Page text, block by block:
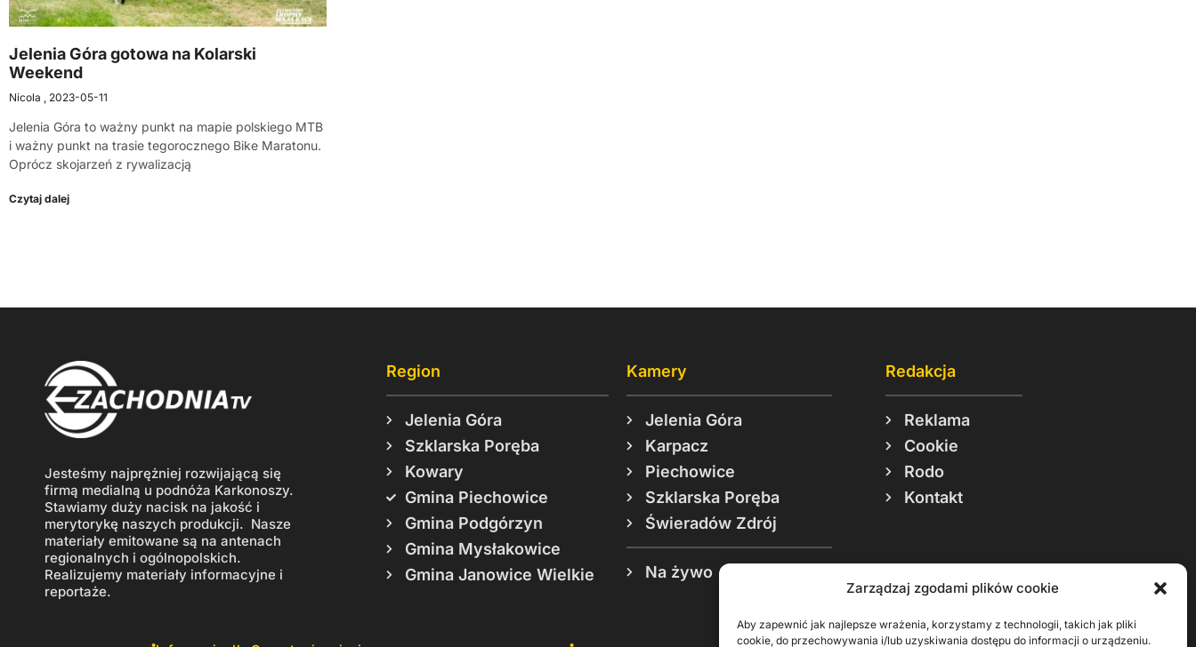
Zarządzaj zgodami plików cookie
Aby zapewnić jak najlepsze wrażenia, korzystamy z technologii, takich jak pliki
cookie, do przechowywania i/lub uzyskiwania dostępu do informacji o urządzeniu.
Jelenia Góra gotowa na Kolarski
Weekend
Nicola 2023-05-11
Jelenia Góra to ważny punkt na mapie polskiego MTB
i ważny punkt na trasie tegorocznego Bike Maratonu.
Oprócz skojarzeń z rywalizacją
Czytaj dalej
Jesteśmy najprężniej rozwijającą się
firmą medialną u podnóża Karkonoszy.
Stawiamy duży nacisk na jakość i
merytorykę naszych produkcji. Nasze
materiały emitowane są na antenach
regionalnych i ogólnopolskich.
Realizujemy materiały informacyjne i
reportaże.
Region
Jelenia Góra
Szklarska Poręba
Kowary
Gmina Piechowice
Gmina Podgórzyn
Gmina Mysłakowice
Gmina Janowice Wielkie
Kamery
Jelenia Góra
Karpacz
Piechowice
Szklarska Poręba
Świeradów Zdrój
Na żywo
Redakcja
Reklama
Cookie
Rodo
Kontakt